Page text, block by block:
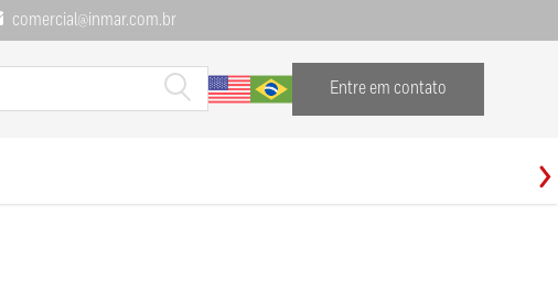
comercial@inmar.com.br
Entre em contato